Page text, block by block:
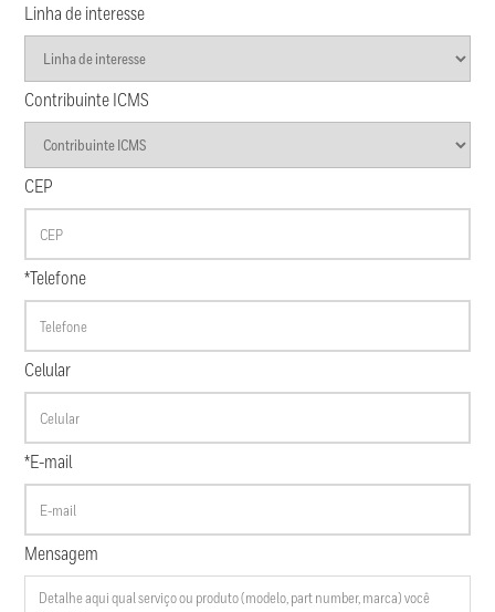
Linha de interesse
Contribuinte ICMS
CEP
*Telefone
Celular
*E-mail
Mensagem